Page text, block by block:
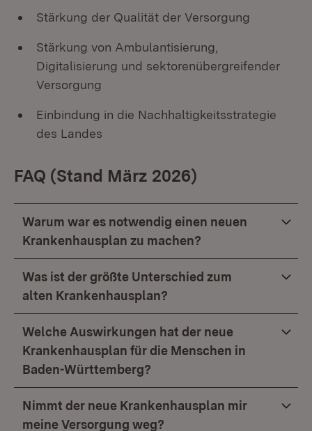
Stärkung der Qualität der Versorgung
Stärkung von Ambulantisierung,
Digitalisierung und sektorenübergreifender
Versorgung
Einbindung in die Nachhaltigkeitsstrategie
des Landes
FAQ (Stand März 2026)
Warum war es notwendig einen neuen
Krankenhausplan zu machen?
Was ist der größte Unterschied zum
alten Krankenhausplan?
Welche Auswirkungen hat der neue
Krankenhausplan für die Menschen in
Baden-Württemberg?
Nimmt der neue Krankenhausplan mir
meine Versorgung weg?